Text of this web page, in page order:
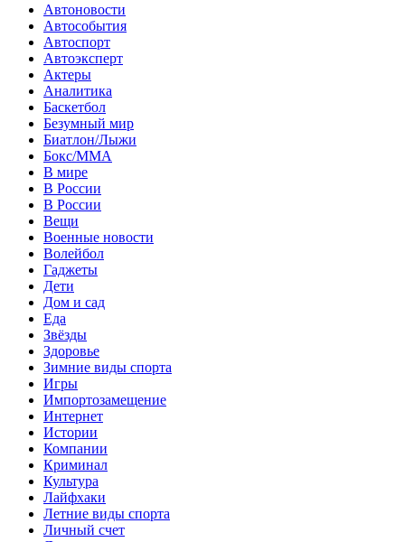
Автоновости
Автособытия
Автоспорт
Автоэксперт
Актеры
Аналитика
Баскетбол
Безумный мир
Биатлон/Лыжи
Бокс/MMA
В мире
В России
В России
Вещи
Военные новости
Волейбол
Гаджеты
Дети
Дом и сад
Еда
Звёзды
Здоровье
Зимние виды спорта
Игры
Импортозамещение
Интернет
Истории
Компании
Криминал
Культура
Лайфхаки
Летние виды спорта
Личный счет